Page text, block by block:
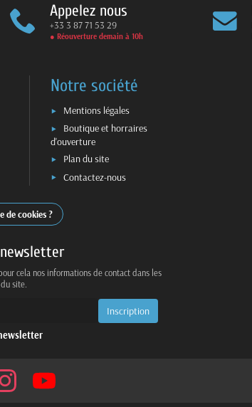
Appelez nous
+33 3 87 71 53 29
● Réouverture demain à 10h
Notre société
Mentions légales
Boutique et horraires
d'ouverture
Plan du site
Contactez-nous
de cookies ?
cela nos informations de contact dans les
site.